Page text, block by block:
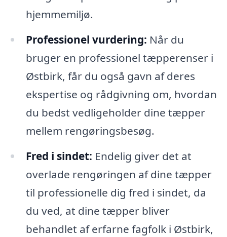
hjemmemiljø.
Professionel vurdering: Når du
bruger en professionel tæpperenser i
Østbirk, får du også gavn af deres
ekspertise og rådgivning om, hvordan
du bedst vedligeholder dine tæpper
mellem rengøringsbesøg.
Fred i sindet: Endelig giver det at
overlade rengøringen af dine tæpper
til professionelle dig fred i sindet, da
du ved, at dine tæpper bliver
behandlet af erfarne fagfolk i Østbirk,